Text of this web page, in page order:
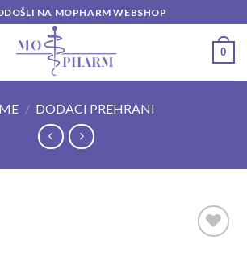
NA MOPHARM WEBSHOP
0
/ DODACI PREHRANI